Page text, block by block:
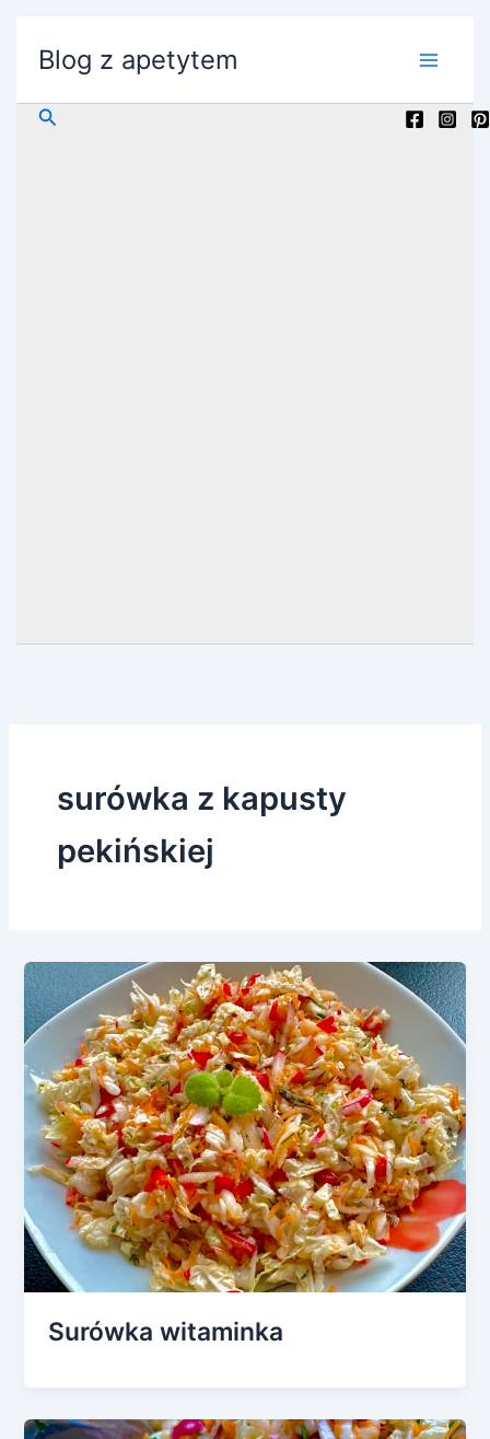
Blog z apetytem
Szukaj
surówka z kapusty
pekińskiej
Surówka witaminka